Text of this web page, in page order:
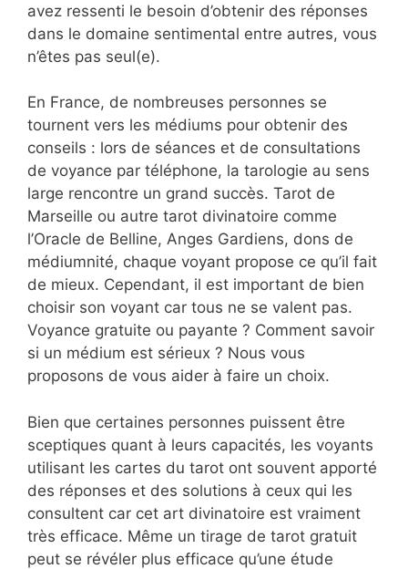
avez ressenti le besoin d’obtenir des réponses
dans le domaine sentimental entre autres, vous
n’êtes pas seul(e).
En France, de nombreuses personnes se
tournent vers les médiums pour obtenir des
conseils : lors de séances et de consultations
de voyance par téléphone, la tarologie au sens
large rencontre un grand succès. Tarot de
Marseille ou autre tarot divinatoire comme
l’Oracle de Belline, Anges Gardiens, dons de
médiumnité, chaque voyant propose ce qu’il fait
de mieux. Cependant, il est important de bien
choisir son voyant car tous ne se valent pas.
Voyance gratuite ou payante ? Comment savoir
si un médium est sérieux ? Nous vous
proposons de vous aider à faire un choix.
Bien que certaines personnes puissent être
sceptiques quant à leurs capacités, les voyants
utilisant les cartes du tarot ont souvent apporté
des réponses et des solutions à ceux qui les
consultent car cet art divinatoire est vraiment
très efficace. Même un tirage de tarot gratuit
peut se révéler plus efficace qu’une étude